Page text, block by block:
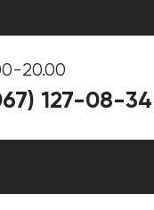
20.00
127-08-34